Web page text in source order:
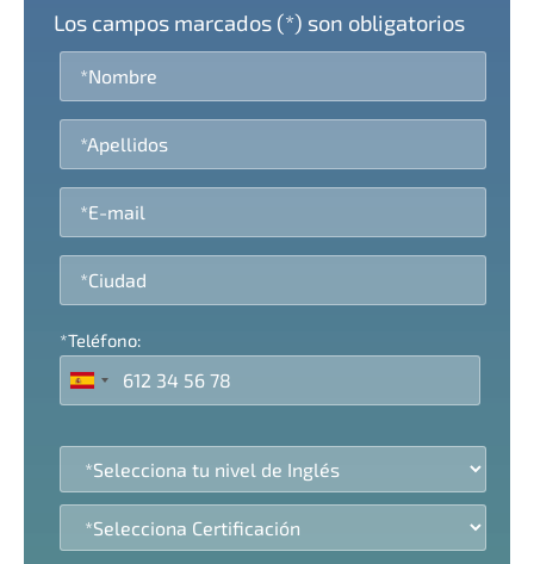
Los campos marcados (*) son obligatorios
*Teléfono: